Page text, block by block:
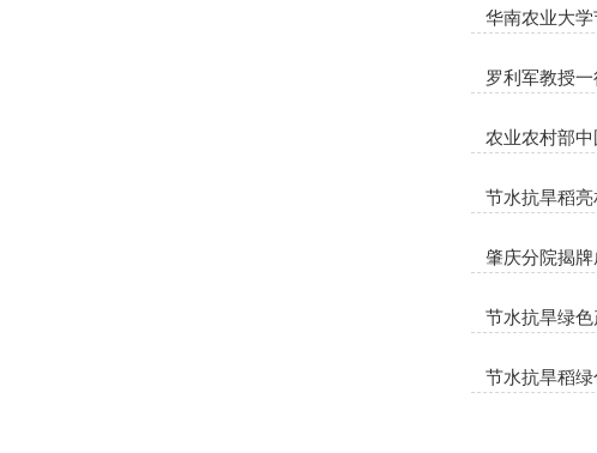
华南农业大
罗利军教授
农业农村部
节水抗旱稻
肇庆分院揭
节水抗旱绿色
节水抗旱稻